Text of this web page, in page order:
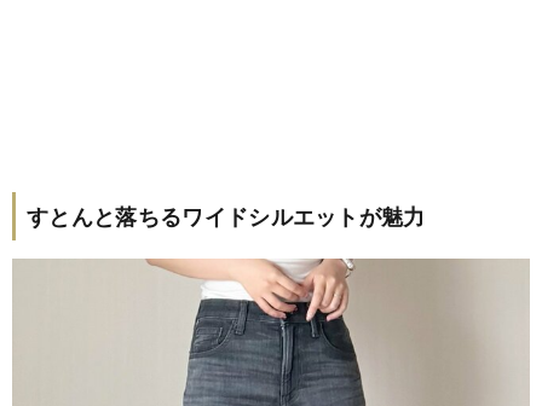
すとんと落ちるワイドシルエットが魅力